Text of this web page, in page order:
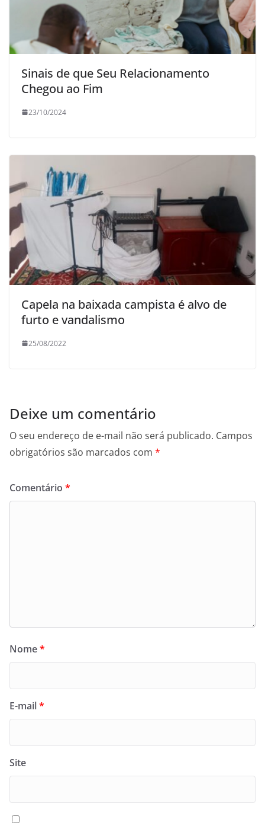
Sinais de que Seu Relacionamento
Chegou ao Fim
23/10/2024
Capela na baixada campista é alvo de
furto e vandalismo
25/08/2022
Deixe um comentário
O seu endereço de e-mail não será publicado. Campos
obrigatórios são marcados com *
Comentário *
Nome*
E-mail*
Site